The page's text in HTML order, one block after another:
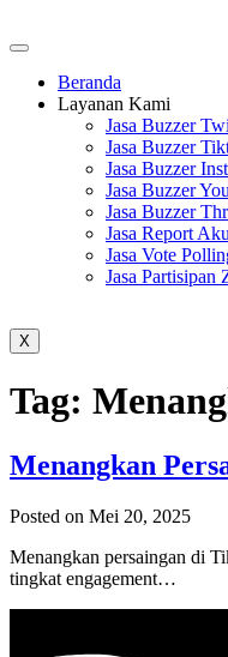
Beranda
Layanan Kami
Jasa Buzzer
Jasa Buzzer
Jasa Buzzer
Jasa Buzzer
Jasa Buzzer
Jasa Report
Jasa Vote
Jasa Partisipan
X
Tag:
Menangkan
Posted on Mei 20, 2025
Menangkan persaingan di
tingkat engagement…